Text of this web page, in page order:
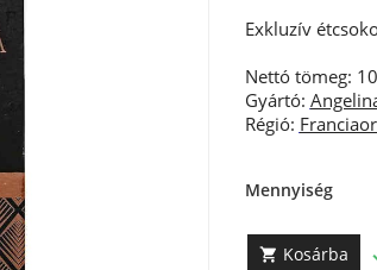
Exkluzív
Nettó tömeg:
Gyártó:
Régió:
Mennyiség
 Kosárba